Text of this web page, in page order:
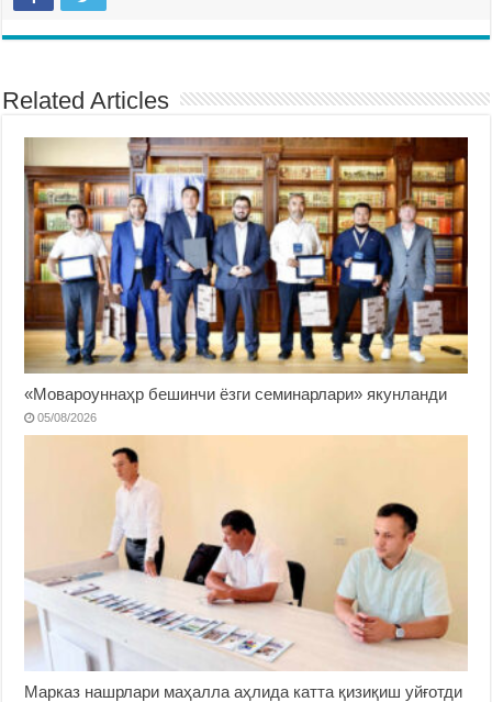
Related Articles
«Мовароуннаҳр бешинчи ёзги семинарлари» якунланди
05/08/2026
Марказ нашрлари маҳалла аҳлида катта қизиқиш уйғотди